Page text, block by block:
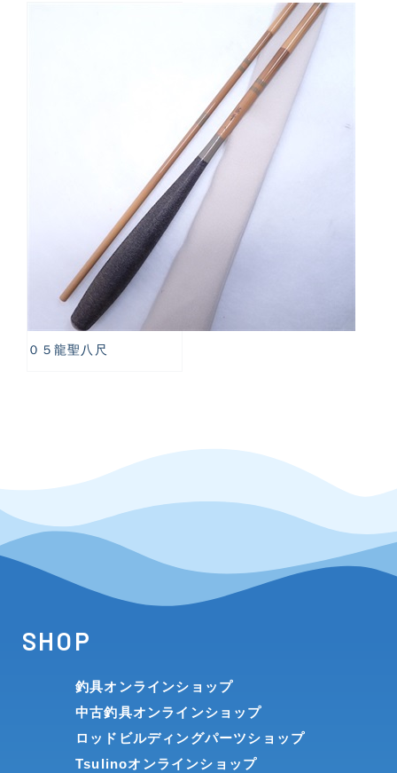
０５龍聖八尺
SHOP
釣具オンラインショップ
中古釣具オンラインショップ
ロッドビルディングパーツショップ
Tsulinoオンラインショップ